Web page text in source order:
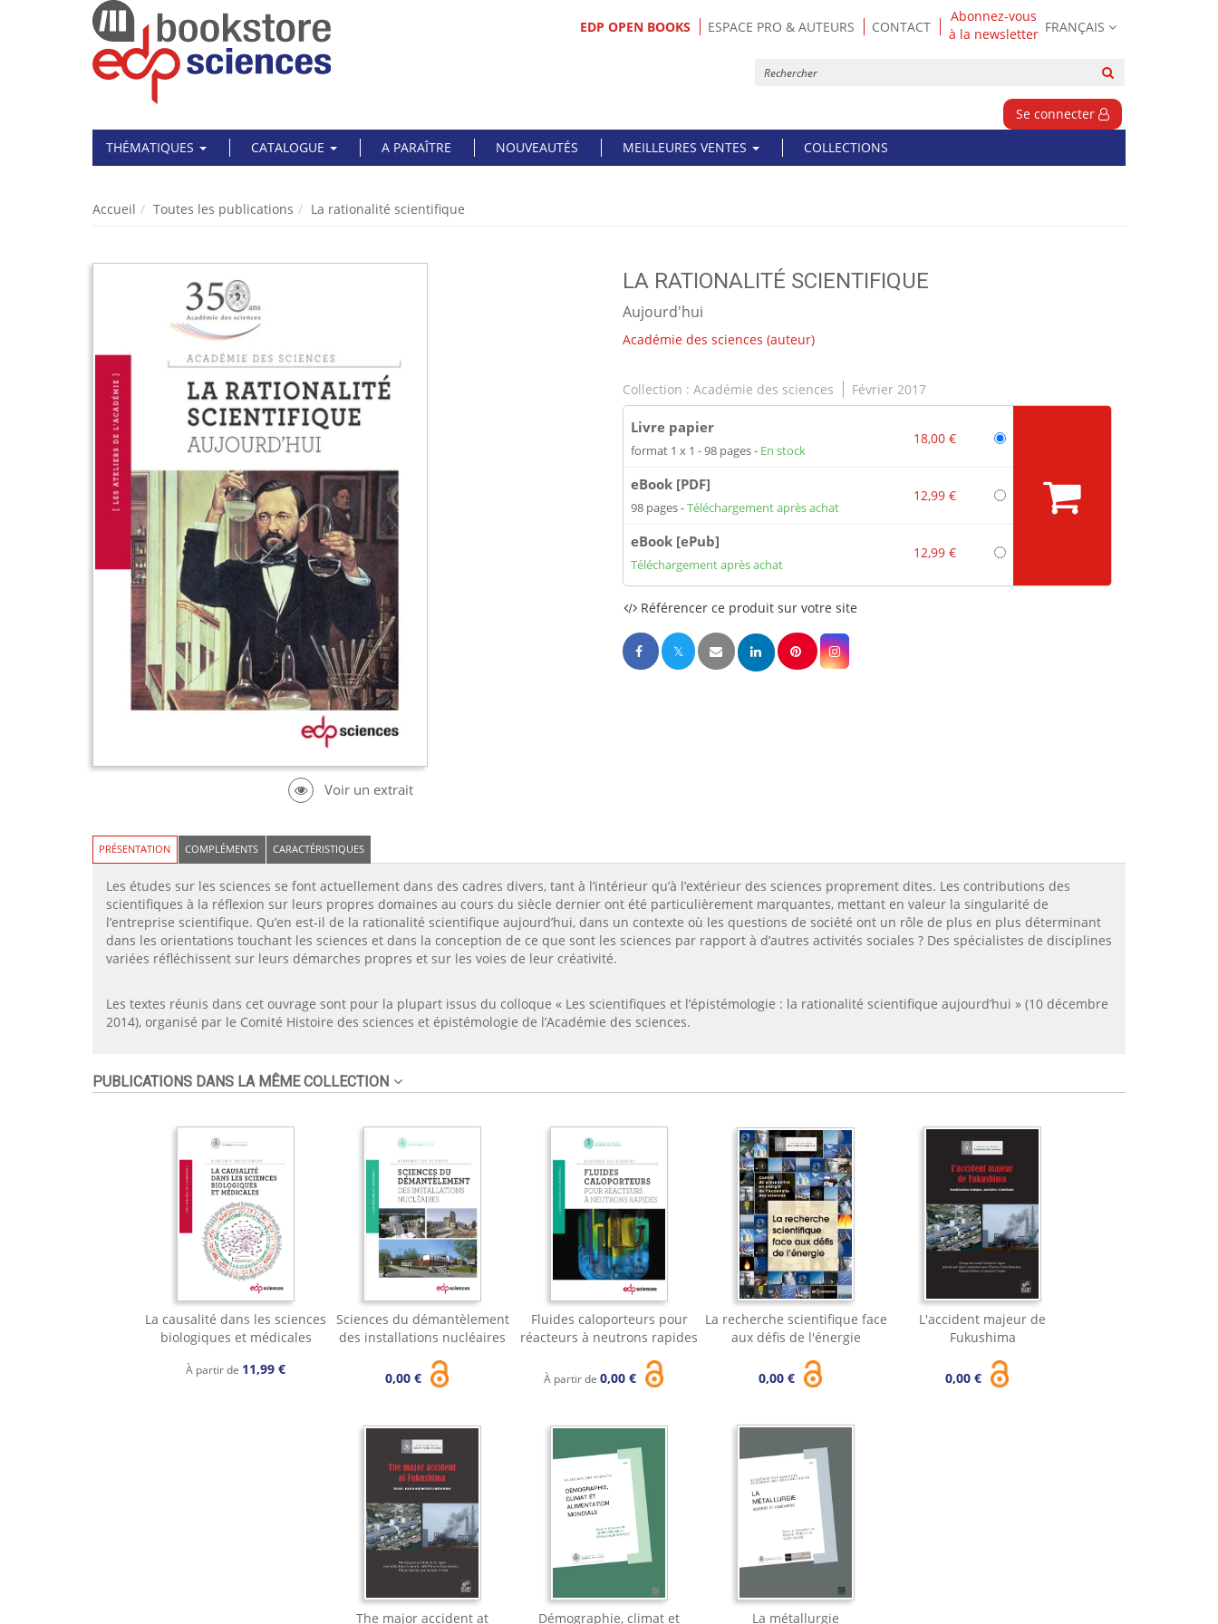
EDP OPEN BOOKS ESPACE PRO & AUTEURS CONTACT
Abonnez-vous
à la newsletter FRANÇAIS
Se connecter
THÉMATIQUES
CATALOGUE A PARAÎTRE NOUVEAUTÉS MEILLEURES VENTES COLLECTIONS
Accueil Toutes les publications La rationalité scientifique
LA RATIONALITÉ SCIENTIFIQUE
Aujourd'hui
Académie des sciences (auteur)
Collection : Académie des sciences Février 2017
Livre papier
format 1 x 1 98 pages En stock
18,00 €
eBook [PDF]
98 pages Téléchargement après achat
12,99 €
eBook [ePub]
Téléchargement après achat
12,99 €
Référencer ce produit sur votre site
PRÉSENTATION COMPLÉMENTS CARACTÉRISTIQUES
Les études sur les sciences se font actuellement dans des cadres divers, tant à l’intérieur qu’à l’extérieur des sciences proprement dites. Les contributions des
scientifiques à la réflexion sur leurs propres domaines au cours du siècle dernier ont été particulièrement marquantes, mettant en valeur la singularité de
l’entreprise scientifique. Qu’en est-il de la rationalité scientifique aujourd’hui, dans un contexte où les questions de société ont un rôle de plus en plus déterminant
dans les orientations touchant les sciences et dans la conception de ce que sont les sciences par rapport à d’autres activités sociales ? Des spécialistes de disciplines
variées réfléchissent sur leurs démarches propres et sur les voies de leur créativité.
Les textes réunis dans cet ouvrage sont pour la plupart issus du colloque « Les scientifiques et l’épistémologie : la rationalité scientifique aujourd’hui » (10 décembre
2014), organisé par le Comité Histoire des sciences et épistémologie de l’Académie des sciences.
PUBLICATIONS DANS LA MÊME COLLECTION
La causalité dans les sciences
biologiques et médicales
À partir de 11,99 €
Sciences du démantèlement
des installations nucléaires
0,00 €
Fluides caloporteurs pour
réacteurs à neutrons rapides
À partir de 0,00 €
La recherche scientifique face
aux défis de l'énergie
0,00 €
L'accident majeur de
Fukushima
0,00 €
The major accident at Démographie, climat et La métallurgie